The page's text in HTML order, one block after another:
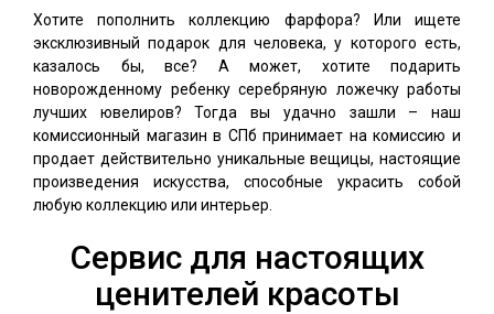
Хотите пополнить коллекцию фарфора? Или ищете
эксклюзивный подарок для человека, у которого есть,
казалось бы, все? А может, хотите подарить
новорожденному ребенку серебряную ложечку работы
лучших ювелиров? Тогда вы удачно зашли – наш
комиссионный магазин в СПб принимает на комиссию и
продает действительно уникальные вещицы, настоящие
произведения искусства, способные украсить собой
любую коллекцию или интерьер.
Сервис для настоящих
ценителей красоты